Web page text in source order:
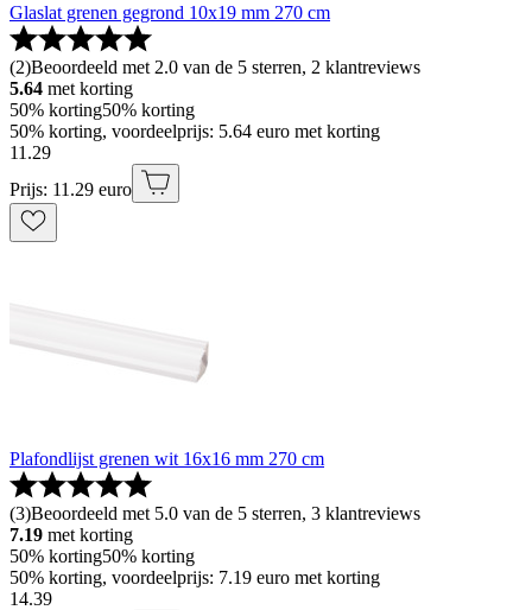
Glaslat grenen gegrond 10x19 mm 270 cm
(2)Beoordeeld met 2.0 van de 5 sterren, 2 klantreviews
5.64 met korting
50% korting50% korting
50% korting, voordeelprijs: 5.64 euro met korting
11 .29
Prijs: 11.29 euro
Plafondlijst grenen wit 16x16 mm 270 cm
(3)Beoordeeld met 5.0 van de 5 sterren, 3 klantreviews
7.19 met korting
50% korting50% korting
50% korting, voordeelprijs: 7.19 euro met korting
14.39